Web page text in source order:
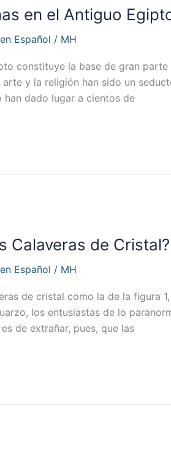
en el Antiguo
Español / MH
constituye la base de gran
arte y la religión han sido un
han dado lugar a cientos de
Calaveras de
Español / MH
de cristal como la de la figura
los entusiastas de lo
de extrañar, pues, que las